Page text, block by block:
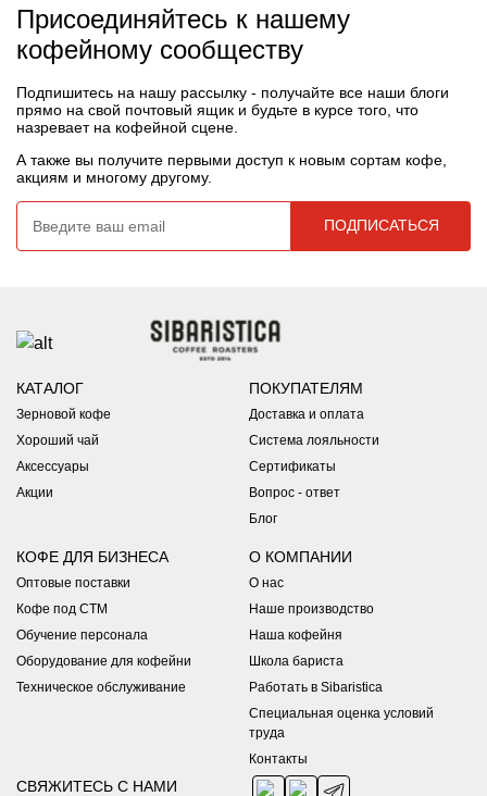
Присоединяйтесь к нашему
кофейному сообществу
Подпишитесь на нашу рассылку - получайте все наши блоги
прямо на свой почтовый ящик и будьте в курсе того, что
назревает на кофейной сцене.
А также вы получите первыми доступ к новым сортам кофе,
акциям и многому другому.
КАТАЛОГ
Зерновой кофе
Хороший чай
Аксессуары
Акции
ПОКУПАТЕЛЯМ
Доставка и оплата
Система лояльности
Сертификаты
Вопрос - ответ
Блог
КОФЕ ДЛЯ БИЗНЕСА
Оптовые поставки
Кофе под СТМ
Обучение персонала
Оборудование для кофейни
Техническое обслуживание
О КОМПАНИИ
О нас
Наше производство
Наша кофейня
Школа бариста
Работать в Sibaristica
Специальная оценка условий
труда
Контакты
СВЯЖИТЕСЬ С НАМИ